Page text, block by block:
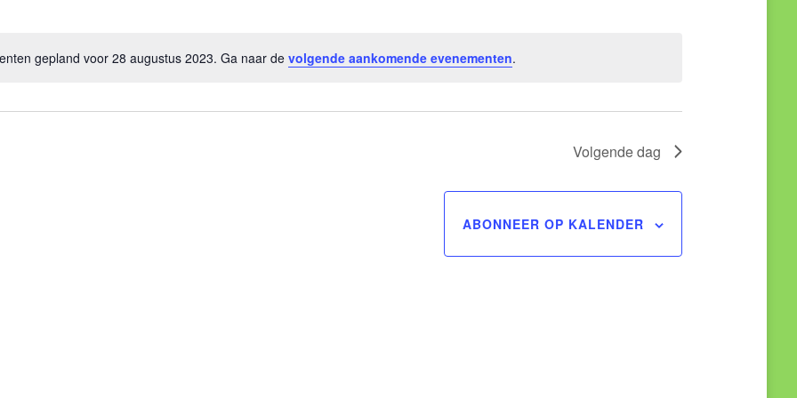
Bericht
gepland voor 28 augustus 2023. Ga naar devolgende aankomende evenementen.
Volgende dag
ABONNEER OP KALENDER